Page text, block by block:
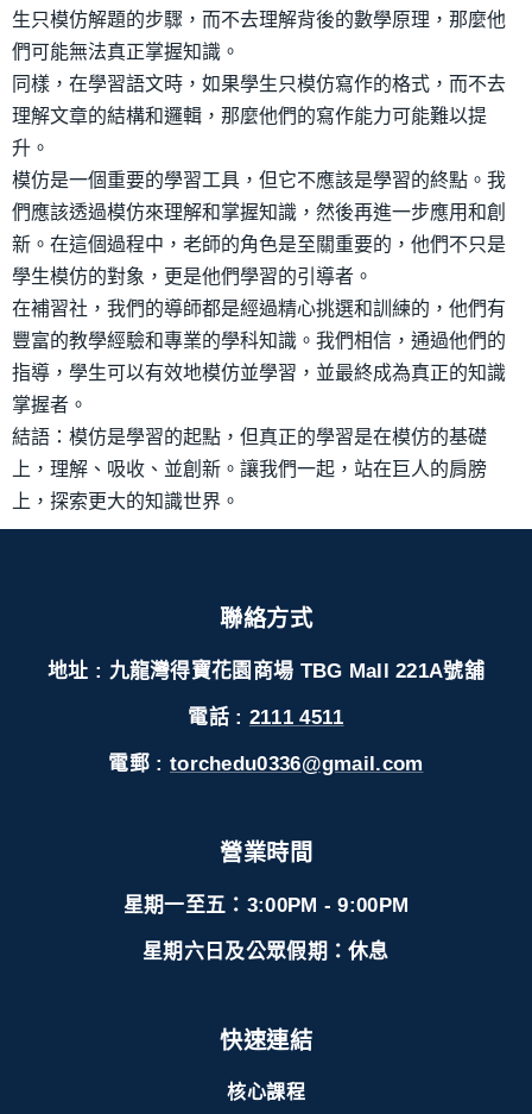
生只模仿解題的步驟，而不去理解背後的數學原理，那麼他
們可能無法真正掌握知識。
同樣，在學習語文時，如果學生只模仿寫作的格式，而不去
理解文章的結構和邏輯，那麼他們的寫作能力可能難以提
升。
模仿是一個重要的學習工具，但它不應該是學習的終點。我
們應該透過模仿來理解和掌握知識，然後再進一步應用和創
新。在這個過程中，老師的角色是至關重要的，他們不只是
學生模仿的對象，更是他們學習的引導者。
在補習社，我們的導師都是經過精心挑選和訓練的，他們有
豐富的教學經驗和專業的學科知識。我們相信，通過他們的
指導，學生可以有效地模仿並學習，並最終成為真正的知識
掌握者。
結語：模仿是學習的起點，但真正的學習是在模仿的基礎
上，理解、吸收、並創新。讓我們一起，站在巨人的肩膀
上，探索更大的知識世界。
聯絡方式
地址 : 九龍灣得寶花園商場 TBG Mall 221A號舖
電話 : 2111 4511
電郵 : torchedu0336@gmail.com
營業時間
星期一至五：3:00PM - 9:00PM
星期六日及公眾假期：休息
快速連結
核心課程